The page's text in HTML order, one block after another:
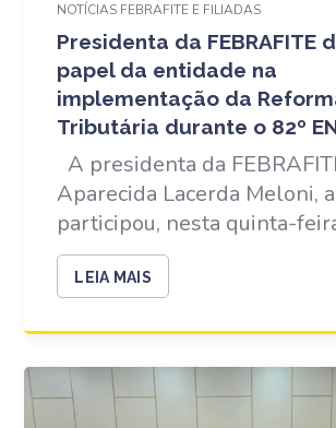
NOTÍCIAS FEBRAFITE E FILIADAS
Presidenta da FEBRAFITE
papel da entidade na
implementação da
Tributária durante o 82º
A presidenta da
Aparecida Lacerda Meloni,
participou, nesta quinta-
LEIA MAIS